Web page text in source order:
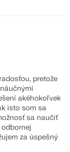
pretože
akéhokoľvek
isto som sa
sa naučiť
za úspešný